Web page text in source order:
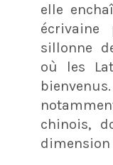
elle
écrivaine
sillonne
où les
chinois,